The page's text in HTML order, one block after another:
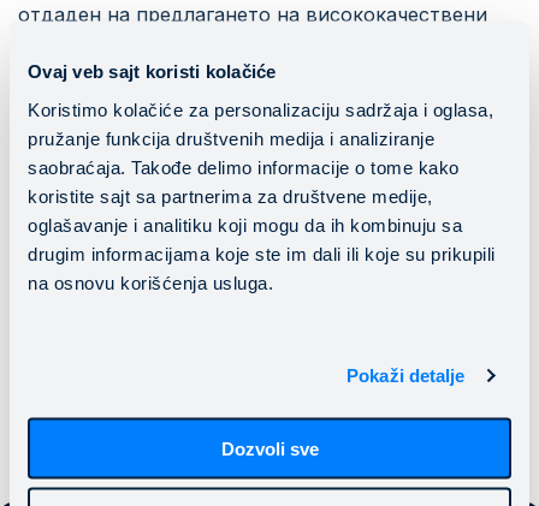
Ovaj veb sajt koristi kolačiće
Koristimo kolačiće za personalizaciju sadržaja i oglasa,
pružanje funkcija društvenih medija i analiziranje
saobraćaja. Takođe delimo informacije o tome kako
koristite sajt sa partnerima za društvene medije,
oglašavanje i analitiku koji mogu da ih kombinuju sa
drugim informacijama koje ste im dali ili koje su prikupili
na osnovu korišćenja usluga.
Pokaži detalje
Dozvoli sve
отдаден на предлагането на висококачествени
към растеж.
Ако четете тази статия, значи вече ни познавате.
Искаме да ви уверим, че това никога няма да се
променим – ние все още сме доставчика, на
когото разчитат над 300 предприятия в региона.
Този нов етап не е свързан с преоткриване на
самите нас, а спреоткриване на бъдещето на